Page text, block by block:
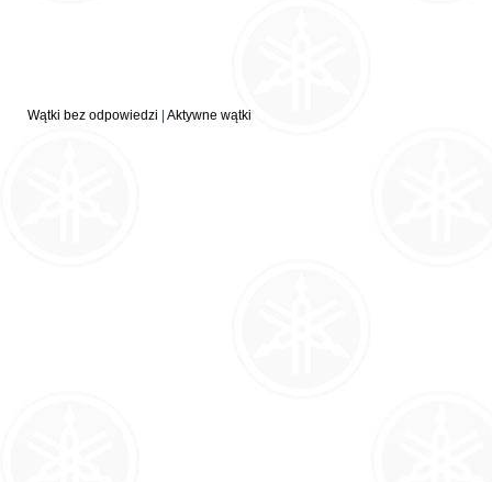
Wątki bez odpowiedzi Aktywne wątki